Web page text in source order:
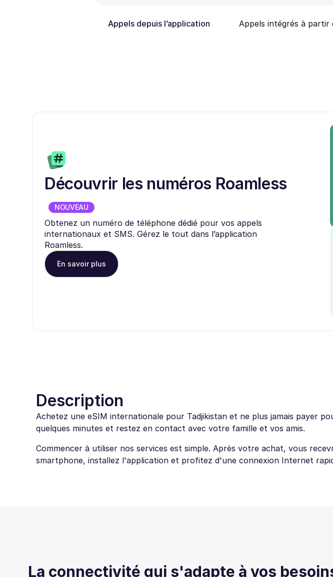
Appels depuis l’application Appels intégrés à partir
Découvrir les numéros Roamless
NOUVEAU
Obtenez un numéro de téléphone dédié pour vos appels
internationaux et SMS. Gérez le tout dans l’application
Roamless.
En savoir plus
Description
Achetez une eSIM internationale pour Tadjikistan et ne plus jamais payer
quelques minutes et restez en contact avec votre famille et vos amis.
Commencer à utiliser nos services est simple. Après votre achat, vous
smartphone, installez l'application et profitez d'une connexion Internet
La connectivité qui s'adapte à vos